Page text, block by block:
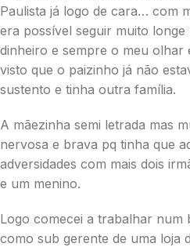
Paulista já logo de cara… com
era possível seguir muito longe
dinheiro e sempre o meu olhar
visto que o paizinho já não
sustento e tinha outra família.
A mãezinha semi letrada mas
nervosa e brava pq tinha que
adversidades com mais dois
e um menino.
Logo comecei a trabalhar
como sub gerente de uma loja